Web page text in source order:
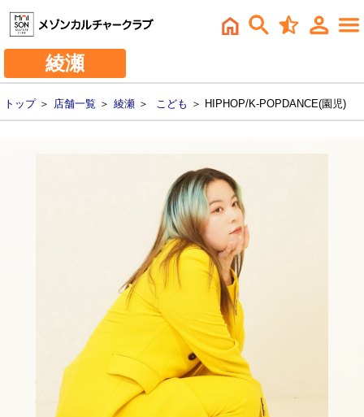
綾瀬
トップ＞ 店舗一覧 ＞ 綾瀬 ＞ こども ＞ HIPHOP/K-POPDANCE(園児)